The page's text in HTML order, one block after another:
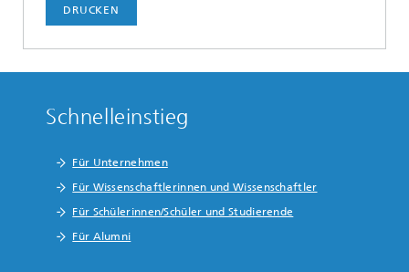
DRUCKEN
Schnelleinstieg
Für Unternehmen
Für Wissenschaftlerinnen und Wissenschaftler
Für Schülerinnen/Schüler und Studierende
Für Alumni